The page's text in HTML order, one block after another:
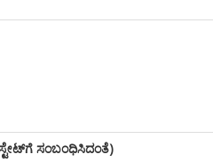
ಸಂಬಂಧಿಸಿದಂತೆ)